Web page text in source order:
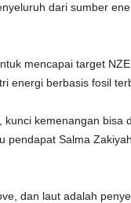
dari sumber
mencapai target
energi berbasis fosil
kunci kemenangan bisa
pendapat Salma
dan laut adalah